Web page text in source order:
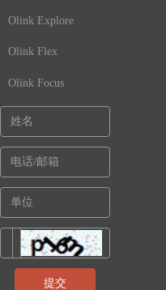
提交
Olink Explore
Olink Flex
Olink Focus